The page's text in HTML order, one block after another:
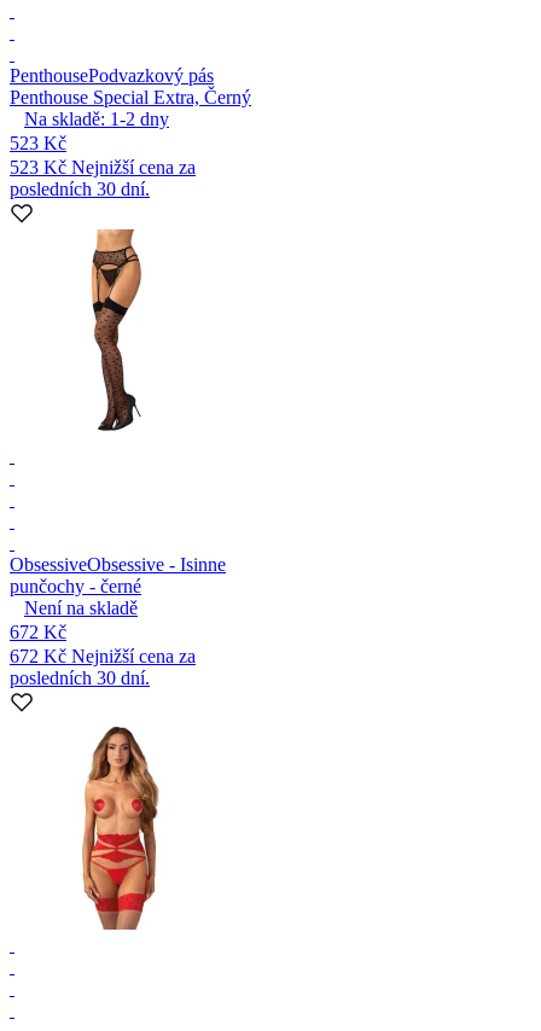
PenthousePodvazkový pás
Penthouse Special Extra, Černý
Na skladě: 1-2 dny
523 Kč
523 Kč Nejnižší cena za
posledních 30 dní.
ObsessiveObsessive - Isinne
punčochy - černé
Není na skladě
672 Kč
672 Kč Nejnižší cena za
posledních 30 dní.